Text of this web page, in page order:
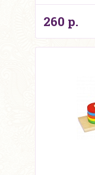
260 р.